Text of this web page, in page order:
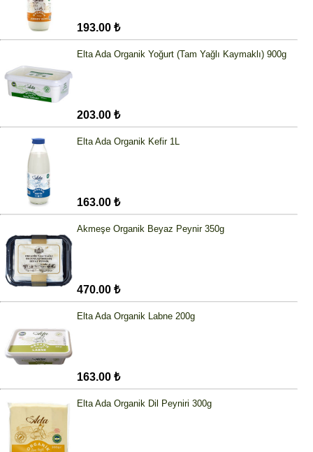
193.00 ₺
Elta Ada Organik Yoğurt (Tam Yağlı Kaymaklı) 900g
203.00 ₺
Elta Ada Organik Kefir 1L
163.00 ₺
Akmeşe Organik Beyaz Peynir 350g
470.00 ₺
Elta Ada Organik Labne 200g
163.00 ₺
Elta Ada Organik Dil Peyniri 300g